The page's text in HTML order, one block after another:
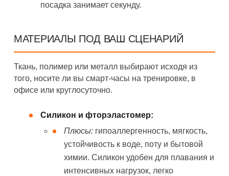
посадка занимает секунду.
МАТЕРИАЛЫ ПОД ВАШ СЦЕНАРИЙ
Ткань, полимер или металл выбирают исходя из
того, носите ли вы смарт-часы на тренировке, в
офисе или круглосуточно.
Силикон и фторэластомер:
Плюсы: гипоаллергенность, мягкость,
устойчивость к воде, поту и бытовой
химии. Силикон удобен для плавания и
интенсивных нагрузок, легко